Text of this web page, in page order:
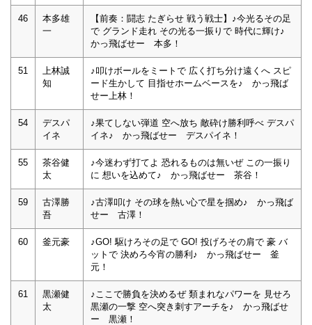
46
本多雄
一
【前奏：闘志 たぎらせ 戦う戦士】♪今光るその足
で グランド走れ その光る一振りで 時代に輝け♪
かっ飛ばせー 本多！
51
上林誠
知
♪叩けボールをミートで 広く打ち分け遠くへ スピ
ード生かして 目指せホームベースを♪ かっ飛ば
せー上林！
54
デスパ
イネ
♪果てしない弾道 空へ放ち 敵砕け勝利呼べ デスパ
イネ♪ かっ飛ばせー デスパイネ！
55
茶谷健
太
♪今迷わず打てよ 恐れるものは無いぜ この一振り
に 想いを込めて♪ かっ飛ばせー 茶谷！
59
古澤勝
吾
♪古澤叩け その球を熱い心で星を掴め♪ かっ飛ば
せー 古澤！
60 釜元豪
♪GO! 駆けろその足で GO! 投げろその肩で 豪 バ
ットで 決めろ今宵の勝利♪ かっ飛ばせー 釜
元！
61
黒瀬健
太
♪ここで勝負を決めるぜ 類まれなパワーを 見せろ
黒瀬の一撃 空へ突き刺すアーチを♪ かっ飛ばせ
ー 黒瀬！